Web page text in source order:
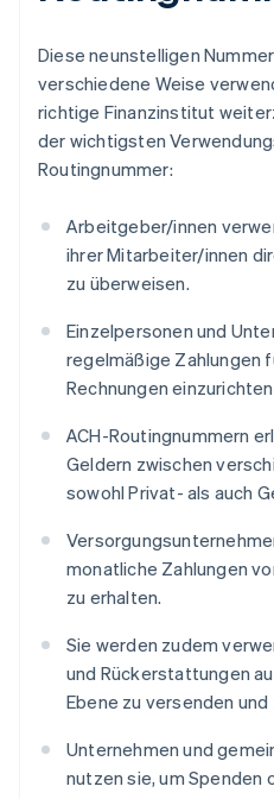
Diese neunstelligen
verschiedene Weise
richtige Finanzinstitut
der wichtigsten
Routingnummer:
Arbeitgeber/innen
ihrer Mitarbeiter/innen
zu überweisen.
Einzelpersonen und
regelmäßige Zahlungen
Rechnungen
ACH-Routingnummern
Geldern zwischen
sowohl Privat- als auch
monatliche Zahlungen
zu erhalten.
Sie werden zudem
und Rückerstattungen
Ebene zu versenden und
Unternehmen und
nutzen sie, um Spenden